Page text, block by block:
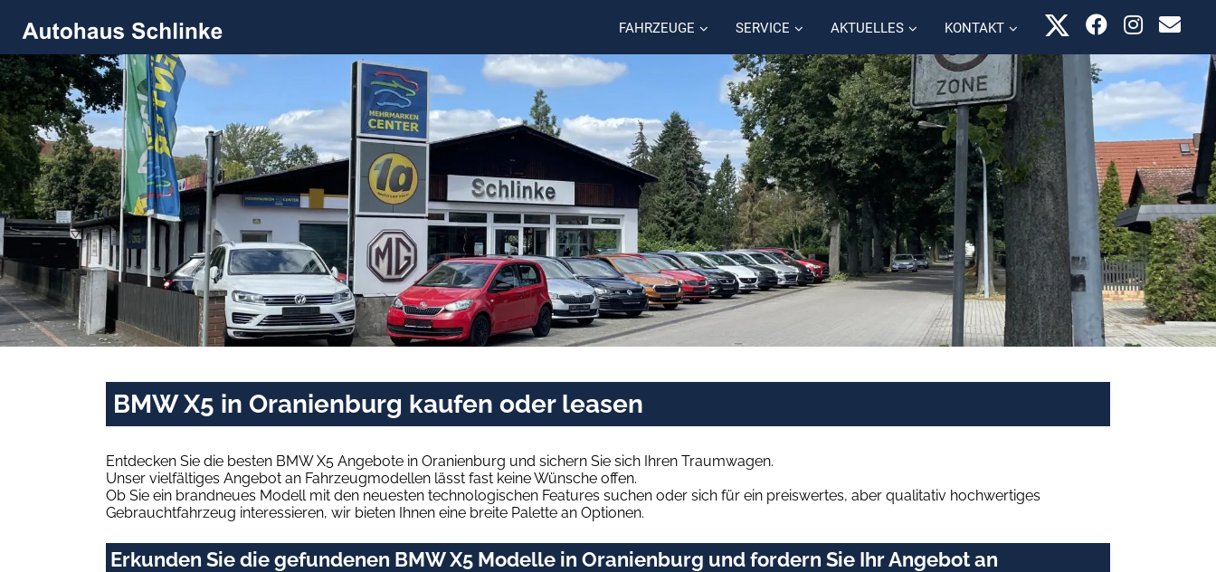
FAHRZEUGE SERVICE AKTUELLES KONTAKT
BMW X5 in Oranienburg kaufen oder leasen
Entdecken Sie die besten BMW X5 Angebote in Oranienburg und sichern Sie sich Ihren Traumwagen.
Unser vielfältiges Angebot an Fahrzeugmodellen lässt fast keine Wünsche offen.
Ob Sie ein brandneues Modell mit den neuesten technologischen Features suchen oder sich für ein preiswertes, aber qualitativ hochwertiges
Gebrauchtfahrzeug interessieren, wir bieten Ihnen eine breite Palette an Optionen.
Erkunden Sie die gefundenen BMW X5 Modelle in Oranienburg und fordern Sie Ihr Angebot an